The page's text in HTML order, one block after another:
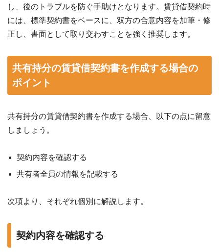
し、後のトラブルを防ぐ手助けとなります。賃貸借契約時
には、標準契約書をベースに、双方の合意内容を加筆・修
正し、書面として取り交わすことを強く推奨します。
共有持分の賃貸借契約書を作成する場合の
ポイント
共有持分の賃貸借契約書を作成する場合、以下の点に留意
しましょう。
契約内容を確認する
共有者全員の情報を記載する
次項より、それぞれ個別に解説します。
契約内容を確認する